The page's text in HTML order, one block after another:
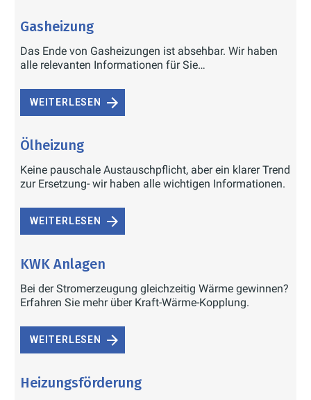
Gasheizung
Das Ende von Gasheizungen ist absehbar. Wir haben
alle relevanten Informationen für Sie
WEITERLESEN
Ölheizung
Keine pauschale Austauschpflicht, aber ein klarer Trend
zur Ersetzung- wir haben alle wichtigen Informationen.
WEITERLESEN
KWK Anlagen
Bei der Stromerzeugung gleichzeitig Wärme gewinnen?
Erfahren Sie mehr über Kraft-Wärme-Kopplung.
WEITERLESEN
Heizungsförderung